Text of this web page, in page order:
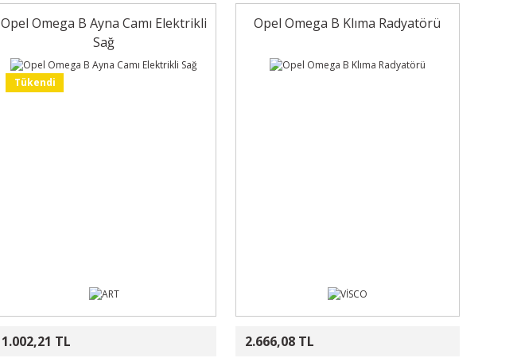
Tükendi
Opel Omega B Ayna Camı Elektrikli
Sağ
1.002,21 TL
Opel Omega B Klıma Radyatörü
2.666,08 TL